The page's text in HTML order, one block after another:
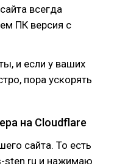
всегда
ПК версия с
и если у ваших
пора ускорять
на Cloudflare
сайта. То есть
sten.ru и нажимаю